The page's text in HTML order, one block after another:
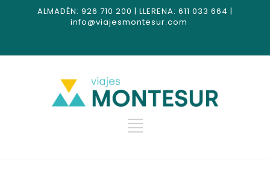
ALMADÉN: 926 710 200 | LLERENA: 611 033 664 |
info@viajesmontesur.com